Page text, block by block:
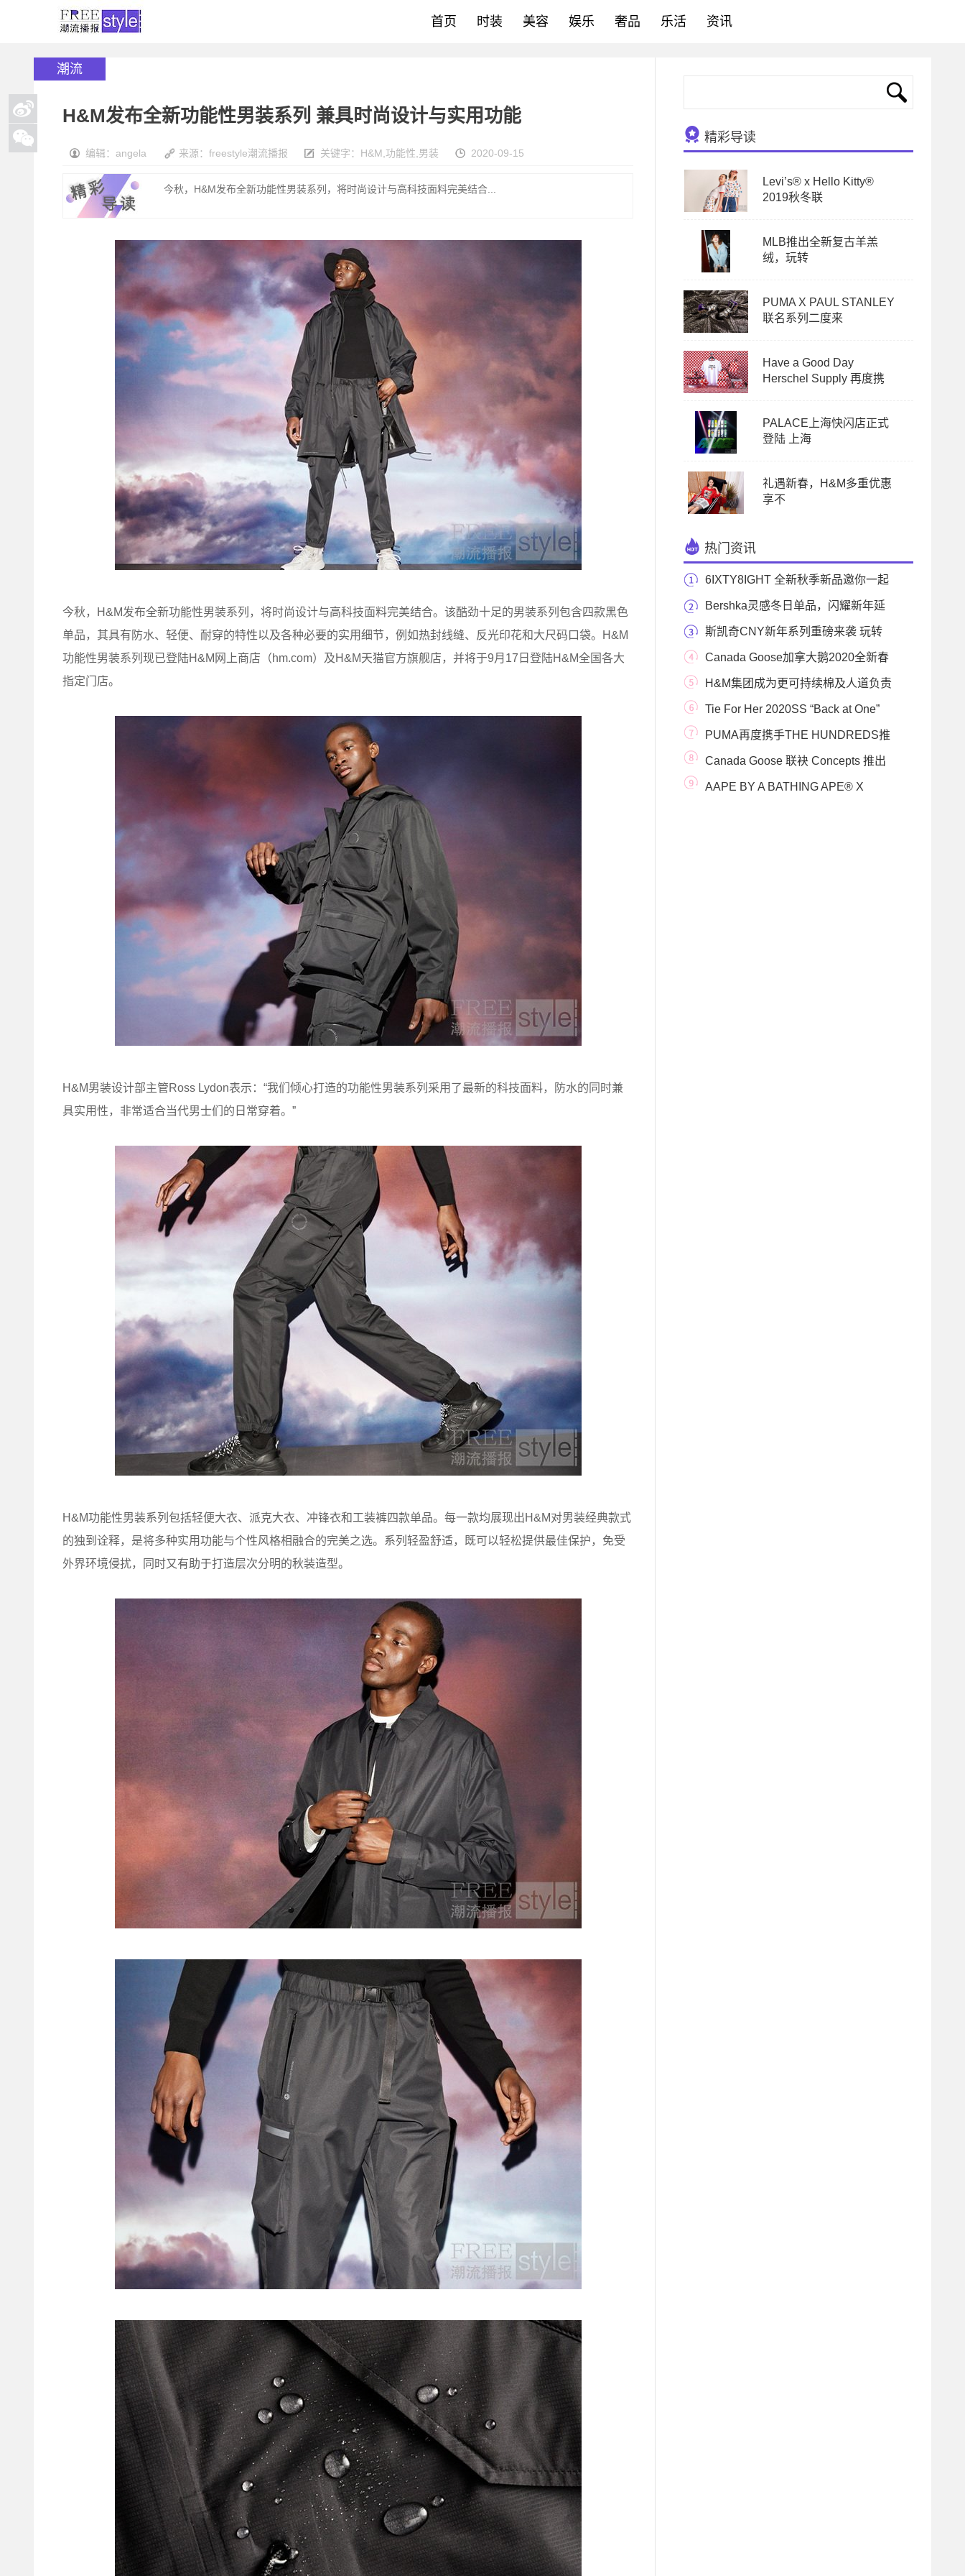
首页 时装 美容 娱乐 奢品 乐活 资讯
潮流
H&M发布全新功能性男装系列 兼具时尚设计与实用功能
编辑：angela 来源：freestyle潮流播报 关键字： H&M 功能性 男装 2020-09-15
今秋，H&M发布全新功能性男装系列，将时尚设计与高科技面料完美结合...
今秋，H&M发布全新功能性男装系列，将时尚设计与高科技面料完美结合。该酷劲十足的男装系列包含四款黑色
单品，其具有防水、轻便、耐穿的特性以及各种必要的实用细节，例如热封线缝、反光印花和大尺码口袋。H&M
功能性男装系列现已登陆H&M网上商店（hm.com）及H&M天猫官方旗舰店，并将于9月17日登陆H&M全国各大
指定门店。
H&M男装设计部主管Ross Lydon表示：“我们倾心打造的功能性男装系列采用了最新的科技面料，防水的同时兼
具实用性，非常适合当代男士们的日常穿着。”
H&M功能性男装系列包括轻便大衣、派克大衣、冲锋衣和工装裤四款单品。每一款均展现出H&M对男装经典款式
的独到诠释，是将多种实用功能与个性风格相融合的完美之选。系列轻盈舒适，既可以轻松提供最佳保护，免受
外界环境侵扰，同时又有助于打造层次分明的秋装造型。
精彩导读
Levi’s® x Hello Kitty®
2019秋冬联
MLB推出全新复古羊羔
绒，玩转
PUMA X PAUL STANLEY
联名系列二度来
Have a Good Day
Herschel Supply 再度携
PALACE上海快闪店正式
登陆 上海
礼遇新春，H&M多重优惠
享不
热门资讯
6IXTY8IGHT 全新秋季新品邀你一起
唤醒灵动秋日
Bershka灵感冬日单品，闪耀新年延
续派对狂欢
斯凯奇CNY新年系列重磅来袭 玩转
中国风 打造最
Canada Goose加拿大鹅2020全新春
季款式 灵动呈现
H&M集团成为更可持续棉及人道负责
任羽绒标准
Tie For Her 2020SS “Back at One”
品牌静态展完美落幕
PUMA再度携手THE HUNDREDS推
出全新联名系列，聚焦可
Canada Goose 联袂 Concepts 推出
合作系列唤起 90 年代
AAPE BY A BATHING APE® X